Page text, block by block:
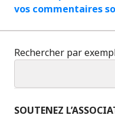
vos commentaires
Rechercher par
SOUTENEZ